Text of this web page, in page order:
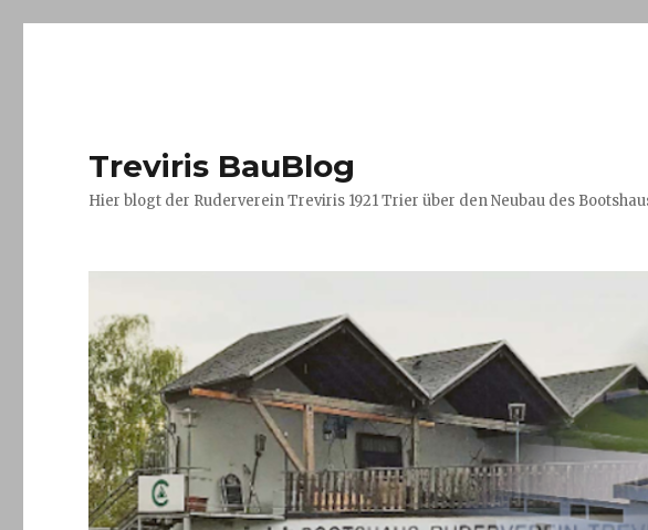
Treviris BauBlog
Hier blogt der Ruderverein Treviris 1921 Trier über den Neubau des